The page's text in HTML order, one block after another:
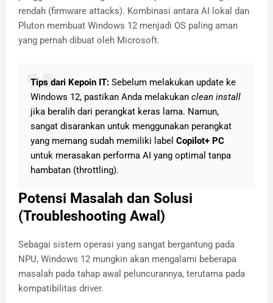
rendah (firmware attacks). Kombinasi antara AI lokal dan
Pluton membuat Windows 12 menjadi OS paling aman
yang pernah dibuat oleh Microsoft.
Tips dari Kepoin IT: Sebelum melakukan update ke
Windows 12, pastikan Anda melakukan clean install
jika beralih dari perangkat keras lama. Namun,
sangat disarankan untuk menggunakan perangkat
yang memang sudah memiliki label Copilot+ PC
untuk merasakan performa AI yang optimal tanpa
hambatan (throttling).
Potensi Masalah dan Solusi
(Troubleshooting Awal)
Sebagai sistem operasi yang sangat bergantung pada
NPU, Windows 12 mungkin akan mengalami beberapa
masalah pada tahap awal peluncurannya, terutama pada
kompatibilitas driver.